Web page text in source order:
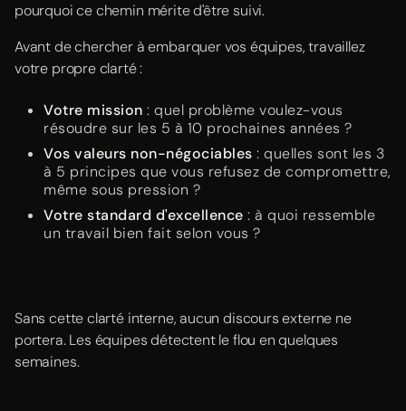
pourquoi ce chemin mérite d'être suivi.
Avant de chercher à embarquer vos équipes, travaillez
votre propre clarté :
Votre mission : quel problème voulez-vous
résoudre sur les 5 à 10 prochaines années ?
Vos valeurs non-négociables : quelles sont les 3
à 5 principes que vous refusez de compromettre,
même sous pression ?
Votre standard d'excellence : à quoi ressemble
un travail bien fait selon vous ?
Sans cette clarté interne, aucun discours externe ne
portera. Les équipes détectent le flou en quelques
semaines.